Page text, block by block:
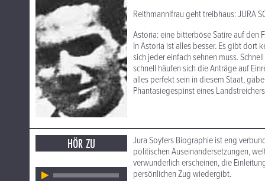
Reithmannlfrau geht treibhaus: JURA
Astoria: eine bitterböse Satire auf den
In Astoria ist alles besser. Es gibt dort
sich jeder einfach sehnen muss.
schnell häufen sich die Anträge auf
alles perfekt sein in diesem Staat,
Phantasiegespinst eines
HÖR ZU
Jura Soyfers Biographie ist eng
politischen Auseinandersetzungen,
verwunderlich erscheinen, die
persönlichen Zug wiedergibt.